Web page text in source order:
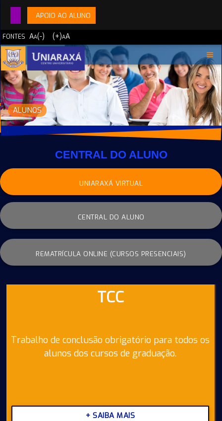
APOIO AO ALUNO
FONTES AA(-) (+)AA
ALUNOS
CENTRAL DO ALUNO
UNIARAXÁ VIRTUAL
CENTRAL DO ALUNO
REMATRÍCULA ONLINE (CURSOS PRESENCIAIS)
TCC
Trabalho de conclusão obrigatório para todos os
alunos dos cursos de graduação.
+ SAIBA MAIS